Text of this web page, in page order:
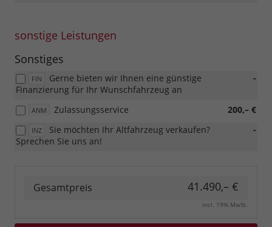
sonstige Leistungen
Sonstiges
FIN -
Gerne bieten wir Ihnen eine günstige
Finanzierung für Ihr Wunschfahrzeug an
ANM 200,– €
Zulassungsservice
INZ -
Sie möchten Ihr Altfahrzeug verkaufen?
Sprechen Sie uns an!
Gesamtpreis 41.490,– €
incl. 19% MwSt.